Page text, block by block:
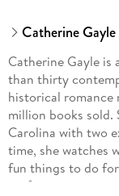
Catherine Gayle
Catherine Gayle is
than thirty
historical romance
million books sold.
Carolina with two
time, she watches
fun things to do
performs